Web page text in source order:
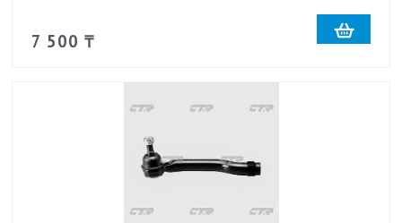
7 500 ₸